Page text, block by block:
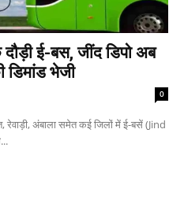
ई-बस, जींद डिपो अब
डिमांड भेजी
0
रेवाड़ी, अंबाला समेत कई जिलों में ई-बसें (Jind